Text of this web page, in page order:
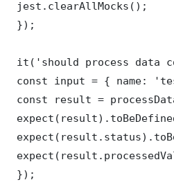
jest.clearAllMocks();
});
it('should process data
const input = { name:
const result =
});